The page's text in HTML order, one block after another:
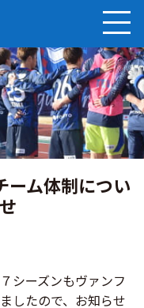
ーム体制につい
シーズンもヴァンフ
したので、お知らせ